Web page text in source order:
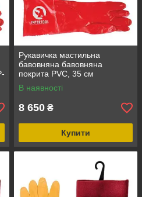
Рукавичка мастильна
бавовняна бавовняна
покрита PVC, 35 см
(червона) 120 пар/ящик
INTERTOOL SP-0007W
В наявності
8 650 ₴
Купити